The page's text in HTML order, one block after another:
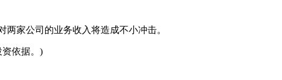
家公司的业务收入将造成不小冲击。
依据。)